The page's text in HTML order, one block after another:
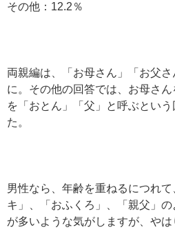
その他：12.2％
両親編は、「お母さん」「お父
に。その他の回答では、お母さ
を「おとん」「父」と呼ぶとい
た。
男性なら、年齢を重ねるにつれ
キ」、「おふくろ」、「親父」
が多いような気がしますが、や